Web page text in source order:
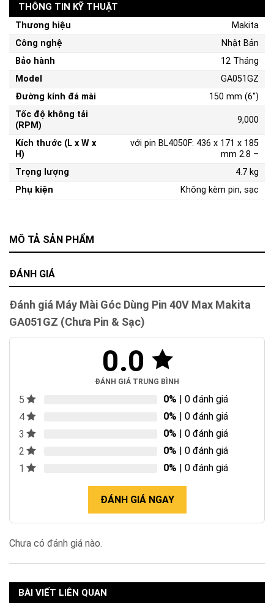
MÔ TẢ SẢN PHẨM
ĐÁNH GIÁ
Đánh giá Máy Mài Góc Dùng Pin 40V Max Makita
GA051GZ (Chưa Pin & Sạc)
0.0
ĐÁNH GIÁ TRUNG BÌNH
5 0% | 0 đánh giá
4
0% | 0 đánh giá
3
0% | 0 đánh giá
2
0% | 0 đánh giá
1
0% | 0 đánh giá
ĐÁNH GIÁ NGAY
Chưa có đánh giá nào.
BÀI VIẾT LIÊN QUAN
THÔNG TIN KỸ THUẬT
Thương hiệu
Makita
Công nghệ
Nhật Bản
Bảo hành
12 Tháng
Model
GA051GZ
Đường kính đá mài
150 mm (6″)
Tốc độ không tải
(RPM)
9,000
Kích thước (L x W x
H)
với pin BL4050F: 436 x 171 x 185
mm 2.8 –
Trọng lượng
4.7 kg
Phụ kiện
Không kèm pin, sạc